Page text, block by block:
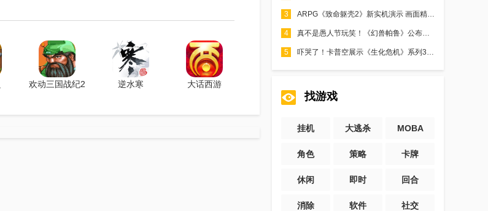
欢动三国战纪2 逆水寒 大话西游
3 ARPG《致命躯壳2》新实机演示 画面精美战斗激烈
4 真不是愚人节玩笑！《幻兽帕鲁》公布恋爱模拟游戏
5 吓哭了！卡普空展示《生化危机》系列30年来丧尸演变历程
找游戏
挂机 大逃杀 MOBA
角色 策略 卡牌
休闲 即时 回合
消除 软件 社交